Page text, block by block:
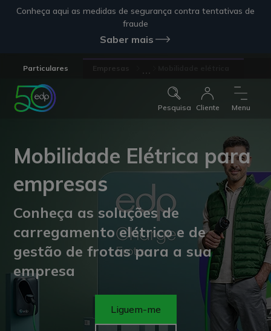
Conheça aqui as medidas de segurança contra tentativas de
fraude
Saber mais
Particulares
Pesquisa Cliente Menu
Mobilidade Elétrica para
empresas
Conheça as soluções de
carregamento elétrico e de
gestão de frotas para a sua
empresa
Liguem-me